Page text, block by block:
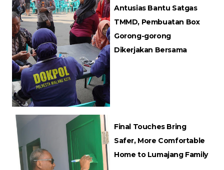
Antusias Bantu Satgas
TMMD, Pembuatan Box
Gorong-gorong
Dikerjakan Bersama
Final Touches Bring
Safer, More Comfortable
Home to Lumajang Family